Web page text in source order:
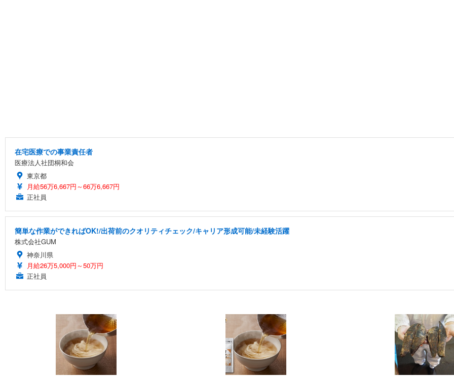
在宅医療での事業責任者
医療法人社団桐和会
東京都
月給56万6,667円～66万6,667円
正社員
簡単な作業ができればOK!/出荷前のクオリティチェック/キャリア形成可能/未経験活躍
株式会社GUM
神奈川県
月給26万5,000円～50万円
正社員